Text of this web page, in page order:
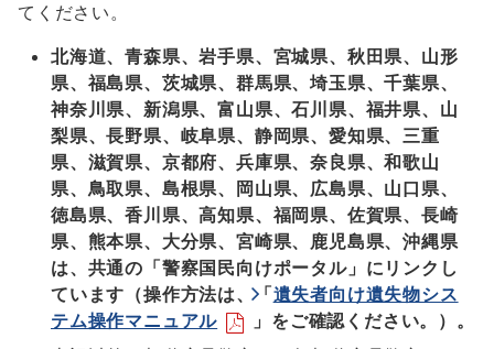
てください。
北海道、青森県、岩手県、宮城県、秋田県、山形
県、福島県、茨城県、群馬県、埼玉県、千葉県、
神奈川県、新潟県、富山県、石川県、福井県、山
梨県、長野県、岐阜県、静岡県、愛知県、三重
県、滋賀県、京都府、兵庫県、奈良県、和歌山
県、鳥取県、島根県、岡山県、広島県、山口県、
徳島県、香川県、高知県、福岡県、佐賀県、長崎
県、熊本県、大分県、宮崎県、鹿児島県、沖縄県
は、共通の「警察国民向けポータル」にリンクし
ています（操作方法は、「遺失者向け遺失物シス
テム操作マニュアル
」をご確認ください。）。